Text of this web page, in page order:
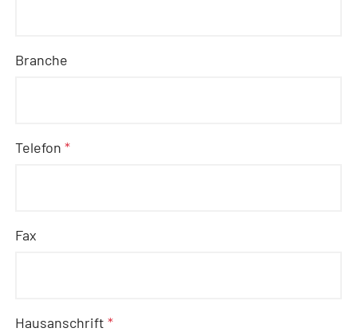
Branche
Telefon*
Fax
Hausanschrift*